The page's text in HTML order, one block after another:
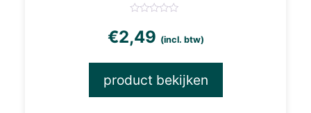
€2,49 (incl. btw)
product bekijken